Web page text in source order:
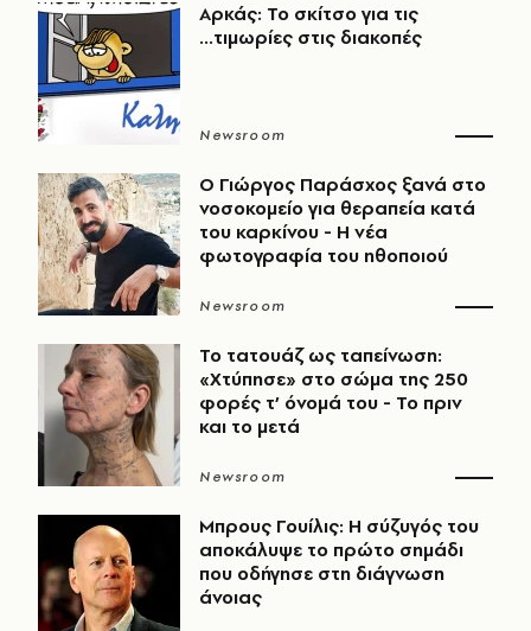
Αρκάς: Το σκίτσο για τις
...τιμωρίες στις διακοπές
Newsroom
O Γιώργος Παράσχος ξανά στο
νοσοκομείο για θεραπεία κατά
του καρκίνου - Η νέα
φωτογραφία του ηθοποιού
Newsroom
Το τατουάζ ως ταπείνωση:
«Χτύπησε» στο σώμα της 250
φορές τ’ όνομά του - Το πριν
και το μετά
Newsroom
Μπρους Γουίλις: Η σύζυγός του
αποκάλυψε το πρώτο σημάδι
που οδήγησε στη διάγνωση
άνοιας